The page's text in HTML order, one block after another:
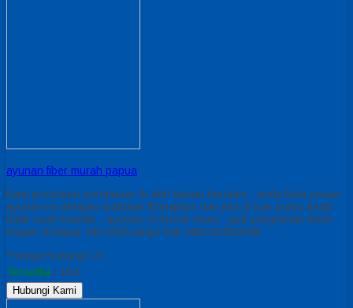
ayunan fiber murah papua
kami produsen permainan tk dan taman bermain , anda bisa pesan
ayunan ini dengan dudukan fiberglass dan jika di luar pulau anda
tidak usah kawatir , ayunan ini knock down , jadi pengiriman lebih
ringan di biaya. info lebih lanjut hub 085230550048
*Harga Hubungi CS
Tersedia / 104
Hubungi Kami